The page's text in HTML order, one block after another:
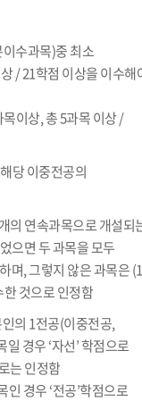
수과목)중 최소
/ 21학점 이상을 이수해
이상, 총 5과목 이상 /
당 이중전공의
의 연속과목으로 개설되
으면 두 과목을 모두
며, 그렇지 않은 과목은
것으로 인정함
의 1전공(이중전공,
경우 ‘자선’ 학점으로
는 인정함
경우 ‘전공’학점으로